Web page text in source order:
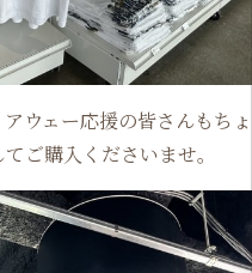
ウェー応援の皆さんもち
ご購入くださいませ。